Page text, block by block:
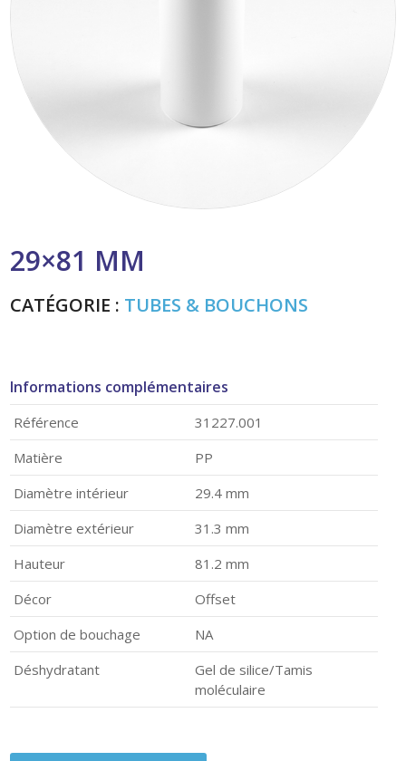
29×81 MM
CATÉGORIE : TUBES & BOUCHONS
Informations complémentaires
Référence
31227.001
Matière
PP
Diamètre intérieur
29.4 mm
Diamètre extérieur
31.3 mm
Hauteur
81.2 mm
Décor
Offset
Option de bouchage
NA
Déshydratant
Gel de silice/Tamis
moléculaire